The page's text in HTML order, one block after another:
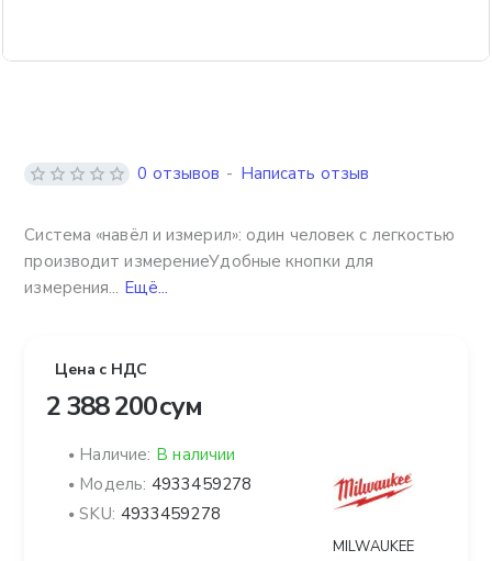
Система «навёл и измерил»: один человек с легкостью
производит измерениеУдобные кнопки для
измерения... Ещё...
0 отзывов - Написать отзыв
Цена с НДС
2 388 200 сум
Наличие: В наличии
Модель: 4933459278
SKU: 4933459278
MILWAUKEE